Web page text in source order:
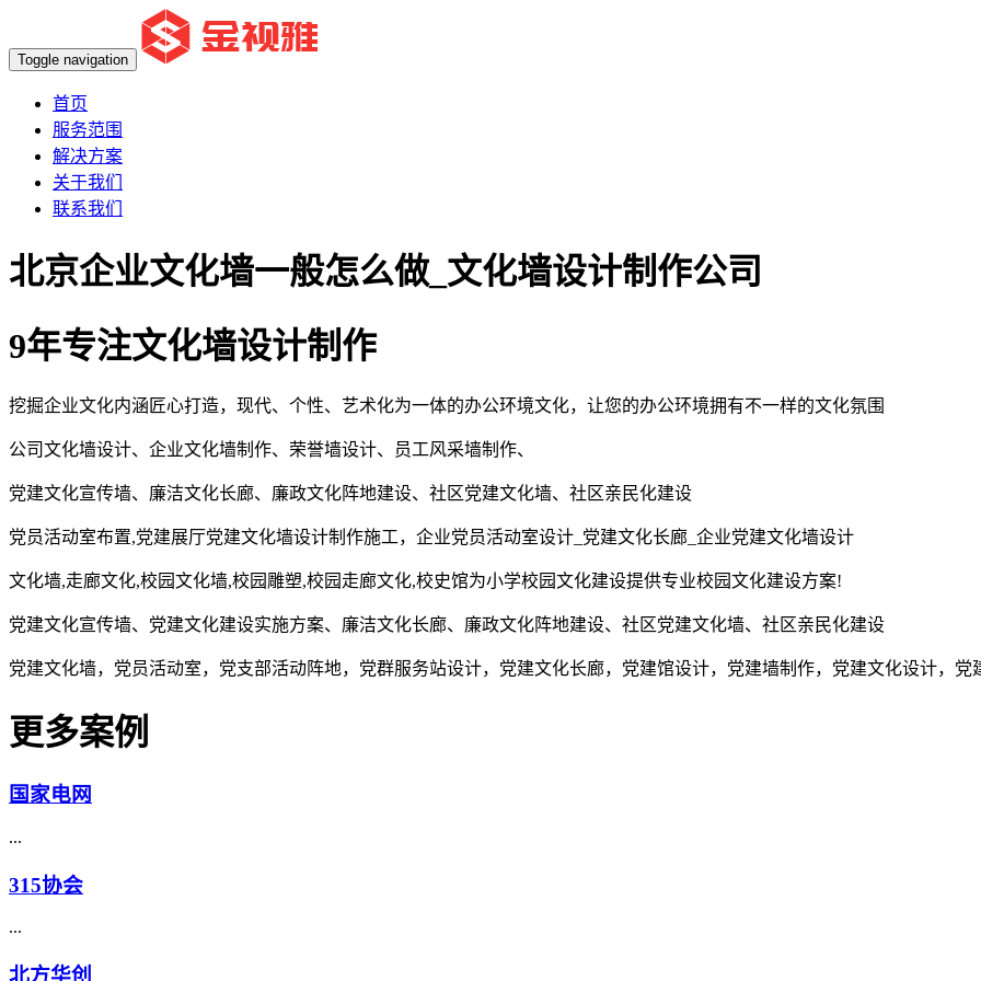
Toggle navigation
首页
服务范围
解决方案
关于我们
联系我们
北京企业文化墙一般怎么做_文化墙设计制作公司
9年专注文化墙设计制作
挖掘企业文化内涵匠心打造，现代、个性、艺术化为一体的办公环境文化，让您的办公环境拥有不一样的文化氛围
公司文化墙设计、企业文化墙制作、荣誉墙设计、员工风采墙制作、
党建文化宣传墙、廉洁文化长廊、廉政文化阵地建设、社区党建文化墙、社区亲民化建设
党员活动室布置,党建展厅党建文化墙设计制作施工，企业党员活动室设计_党建文化长廊_企业党建文化墙设计
文化墙,走廊文化,校园文化墙,校园雕塑,校园走廊文化,校史馆为小学校园文化建设提供专业校园文化建设方案!
党建文化宣传墙、党建文化建设实施方案、廉洁文化长廊、廉政文化阵地建设、社区党建文化墙、社区亲民化建设
党建文化墙，党员活动室，党支部活动阵地，党群服务站设计，党建文化长廊，党建馆设计，党建墙制作，党建文化设计，党
更多案例
国家电网
...
315协会
...
北方华创